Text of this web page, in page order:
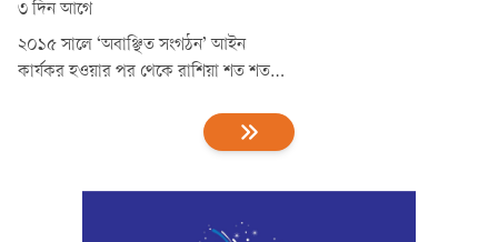
৩ দিন আগে
২০১৫ সালে ‘অবাঞ্ছিত সংগঠন’ আইন
কার্যকর হওয়ার পর থেকে রাশিয়া শত শত
এই তালিকায় রয়েছে অ্যামনেস্টি
ইন্টারন্যাশনাল, হিউম্যান রাইটস ওয়াচ,